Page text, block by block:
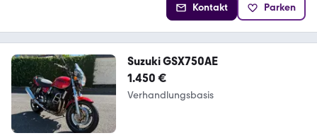
Kontakt Parken
Suzuki GSX750AE
1.450 €
Verhandlungsbasis